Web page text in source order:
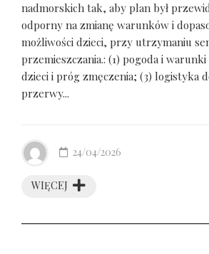
nadmorskich tak, aby plan był
odporny na zmianę warunków i
możliwości dzieci, przy utrzymaniu
przemieszczania.: (1) pogoda i
dzieci i próg zmęczenia; (3) logistyka
przerwy...
WIĘCEJ
24/04/2026